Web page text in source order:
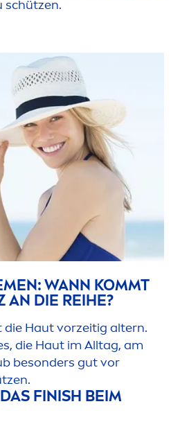
schützen.
N: WANN KOMMT
AN DIE REIHE?
die Haut vorzeitig altern.
die Haut im Alltag, am
besonders gut vor
FINISH BEIM